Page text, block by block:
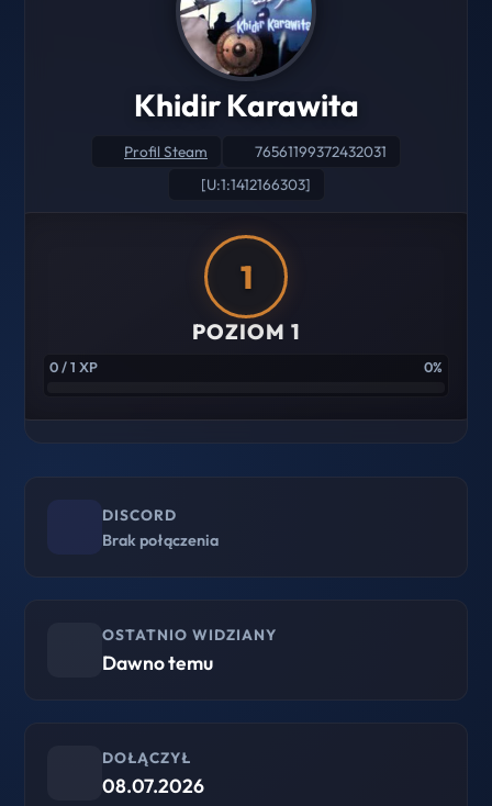
Khidir Karawita
Profil Steam
76561199372432031
[U:1:1412166303]
1
POZIOM 1
0 / 1 XP 0%
DISCORD
Brak połączenia
OSTATNIO WIDZIANY
Dawno temu
DOŁĄCZYŁ
08.07.2026